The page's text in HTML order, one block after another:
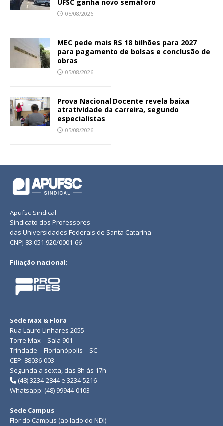
UFSC ganha novo semáforo
05/08/2026
MEC pede mais R$ 18 bilhões para 2027
para pagamento de bolsas e conclusão de
obras
05/08/2026
Prova Nacional Docente revela baixa
atratividade da carreira, segundo
especialistas
05/08/2026
Apufsc-Sindical
Sindicato dos Professores
das Universidades Federais de Santa Catarina
CNPJ 83.051.920/0001-66
Filiação nacional:
Sede Max & Flora
Rua Lauro Linhares 2055
Torre Max – Sala 901
Trindade – Florianópolis – SC
CEP: 88036-003
Segunda a sexta, das 8h às 17h
(48) 3234-2844 e 3234-5216
Whatsapp: (48) 99944-0103
Sede Campus
Flor do Campus (ao lado do NDI)